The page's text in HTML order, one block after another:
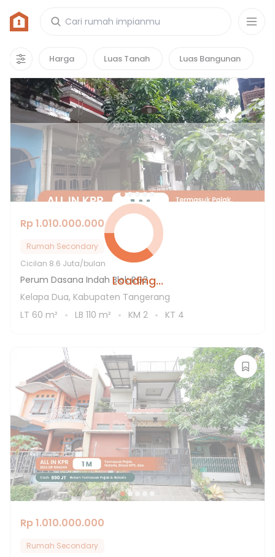
Harga Luas Tanah Luas Bangunan
Loading...
Rumah di Jabodetabek
10729
Rp 1.010.000.000
Rumah Secondary
Cicilan 8.6 Juta/bulan
Perum Dasana Indah Blok RG2
Kelapa Dua, Kabupaten Tangerang
LT 60 m² LB 110 m² KM 2 KT 4
Rp 1.010.000.000
Rumah Secondary